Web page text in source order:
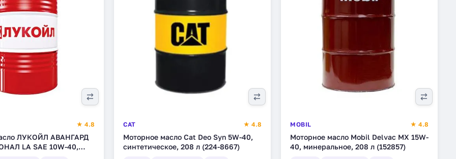
★ 4.8
ЛУКОЙЛ АВАНГАРД
LA SAE 10W-40,
CAT ★ 4.8
Моторное масло Cat Deo Syn 5W-40,
синтетическое, 208 л (224-8667)
MOBIL ★ 4.8
Моторное масло Mobil Delvac MX 15W-
40, минеральное, 208 л (152857)